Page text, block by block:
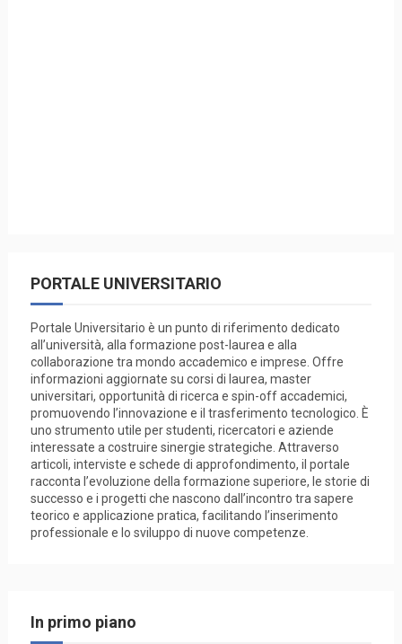
PORTALE UNIVERSITARIO
Portale Universitario è un punto di riferimento dedicato
all’università, alla formazione post-laurea e alla
collaborazione tra mondo accademico e imprese. Offre
informazioni aggiornate su corsi di laurea, master
universitari, opportunità di ricerca e spin-off accademici,
promuovendo l’innovazione e il trasferimento tecnologico. È
uno strumento utile per studenti, ricercatori e aziende
interessate a costruire sinergie strategiche. Attraverso
articoli, interviste e schede di approfondimento, il portale
racconta l’evoluzione della formazione superiore, le storie di
successo e i progetti che nascono dall’incontro tra sapere
teorico e applicazione pratica, facilitando l’inserimento
professionale e lo sviluppo di nuove competenze.
In primo piano